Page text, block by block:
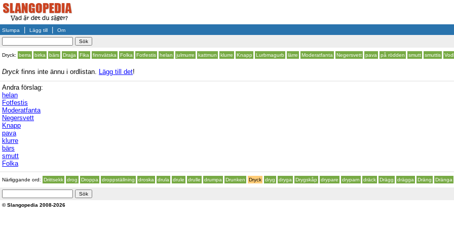
Slumpa Lägg till Om
Dryck: berra birka bärs Drajja Fika finnvätska Folka Fotfestis helan julmurre kattmun klurre Knapp Lurbmagurb lärre Moderatfanta Negersvett pava på rödden smutt smuttis
Dryck finns inte ännu i ordlistan. Lägg till det!
Andra förslag:
helan
Fotfestis
Moderatfanta
Negersvett
Knapp
pava
klurre
bärs
smutt
Folka
Närliggande ord: Drittsekk drog Droppa droppställning droska drula drule drulle drumpa Drunken Dryck dryg dryga Drygskåp drypare dryparn dräck Drägg drägga Dräng Dränga
© Slangopedia 2008-2026